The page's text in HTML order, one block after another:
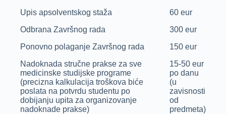
Upis apsolventskog staža
60 eur
Odbrana Završnog rada
300 eur
Ponovno polaganje Završnog rada
150 eur
Nadoknada stručne prakse za sve
medicinske studijske programe
(precizna kalkulacija troškova biće
poslata na potvrdu studentu po
dobijanju upita za organizovanje
nadoknade prakse)
15-50 eur
po danu
(u
zavisnosti
od
predmeta)